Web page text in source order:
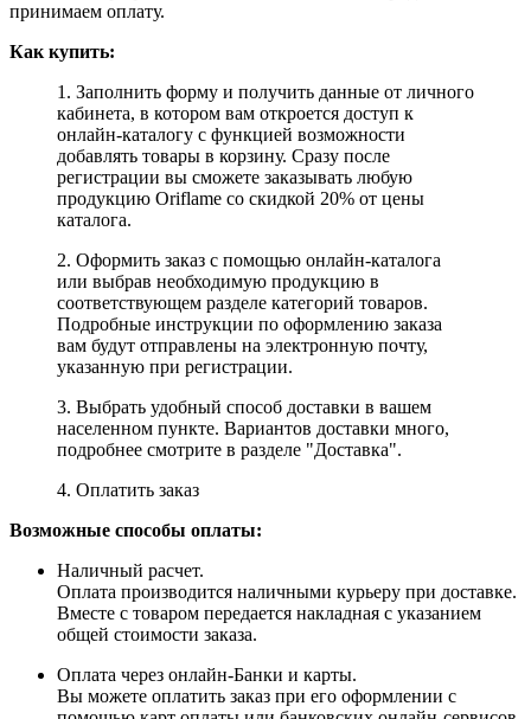
принимаем оплату.
Как купить:
1. Заполнить форму и получить данные от личного
кабинета, в котором вам откроется доступ к
онлайн-каталогу с функцией возможности
добавлять товары в корзину. Сразу после
регистрации вы сможете заказывать любую
продукцию Oriflame со скидкой 20% от цены
каталога.
2. Оформить заказ с помощью онлайн-каталога
или выбрав необходимую продукцию в
соответствующем разделе категорий товаров.
Подробные инструкции по оформлению заказа
вам будут отправлены на электронную почту,
указанную при регистрации.
3. Выбрать удобный способ доставки в вашем
населенном пункте. Вариантов доставки много,
подробнее смотрите в разделе "Доставка".
4. Оплатить заказ
Возможные способы оплаты:
Наличный расчет.
Оплата производится наличными курьеру при доставке.
Вместе с товаром передается накладная с указанием
общей стоимости заказа.
Оплата через онлайн-Банки и карты.
Вы можете оплатить заказ при его оформлении с